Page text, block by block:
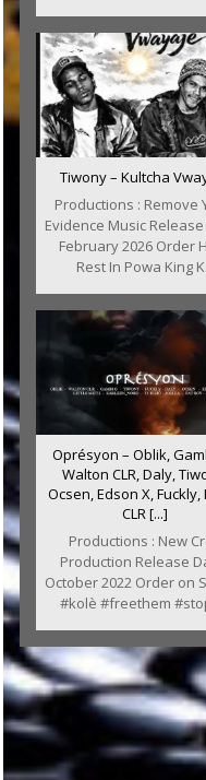
Tiwony – Kultcha
Productions : Remove
Evidence Music Release
February 2026 Order
Rest In Powa King
Oprésyon – Oblik,
Walton CLR, Daly,
Ocsen, Edson X, Fuckly,
CLR [...]
Productions : New
Production Release
October 2022 Order on
#kolè #freethem